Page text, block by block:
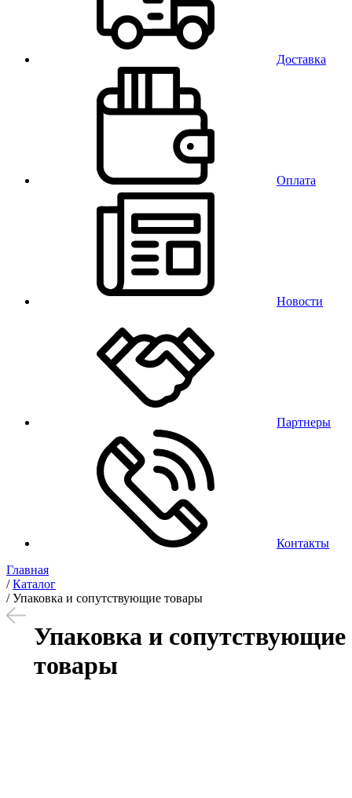
Доставка
Оплата
Новости
Партнеры
Контакты
Главная
/Каталог
/Упаковка и сопутствующие товары
Упаковка и сопутствующие
товары